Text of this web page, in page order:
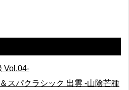
Vol.04-
スパクラシック 出雲 -山陰芒種